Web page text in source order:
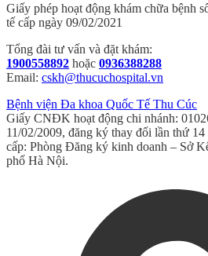
Giấy phép hoạt động khám chữa bệnh
tế cấp ngày 09/02/2021
Tổng đài tư vấn và đặt khám:
1900558892 hoặc 0936388288
Email: cskh@thucuchospital.vn
Bệnh viện Đa khoa Quốc Tế Thu Cúc
Giấy CNĐK hoạt động chi nhánh:
11/02/2009, đăng ký thay đổi lần thứ
cấp: Phòng Đăng ký kinh doanh – Sở
phố Hà Nội.